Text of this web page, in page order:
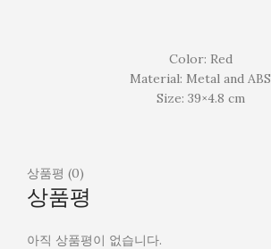
Color: Red
Material: Metal and ABS
Size: 39×4.8 cm
상품평 (0)
상품평
아직 상품평이 없습니다.